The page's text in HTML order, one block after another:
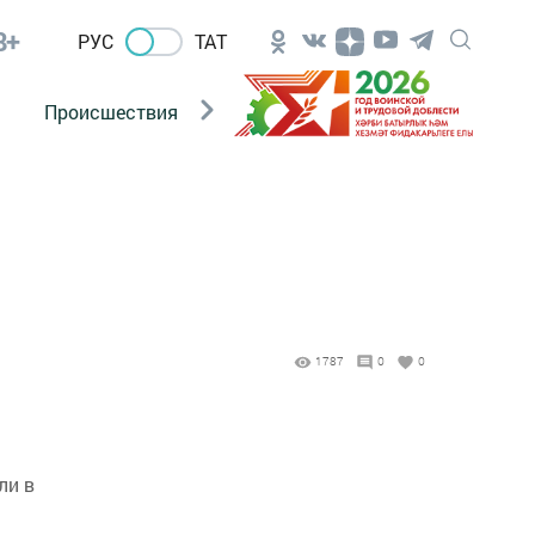
РУС ТАТ
Происшествия Новости Госавтоинспекции
1787 0 0
в